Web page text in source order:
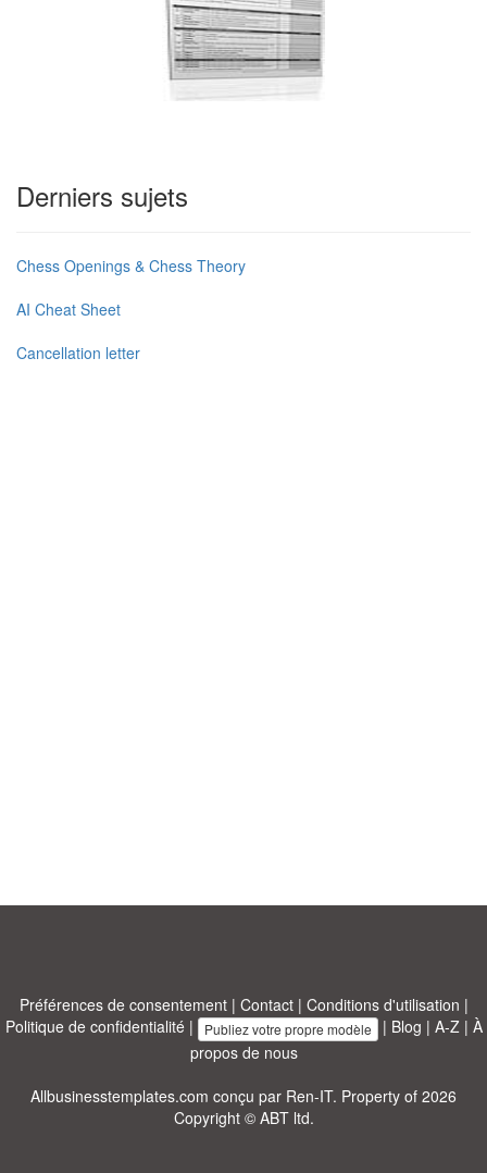
Derniers sujets
Chess Openings & Chess Theory
AI Cheat Sheet
Cancellation letter
Préférences de consentement| Contact| Conditions d'utilisation |
Politique de confidentialité| Publiez votre propre modèle | Blog | A-Z| À
propos de nous
Allbusinesstemplates.com conçu par Ren-IT. Property of 2026
Copyright © ABT ltd.